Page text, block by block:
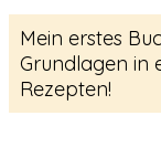
Mein erstes
Grundlagen in
Rezepten!